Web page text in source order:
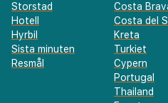
Storstad
Hotell
Hyrbil
Sista minuten
Resmål
Costa
Costa del
Kreta
Turkiet
Cypern
Portugal
Thailand